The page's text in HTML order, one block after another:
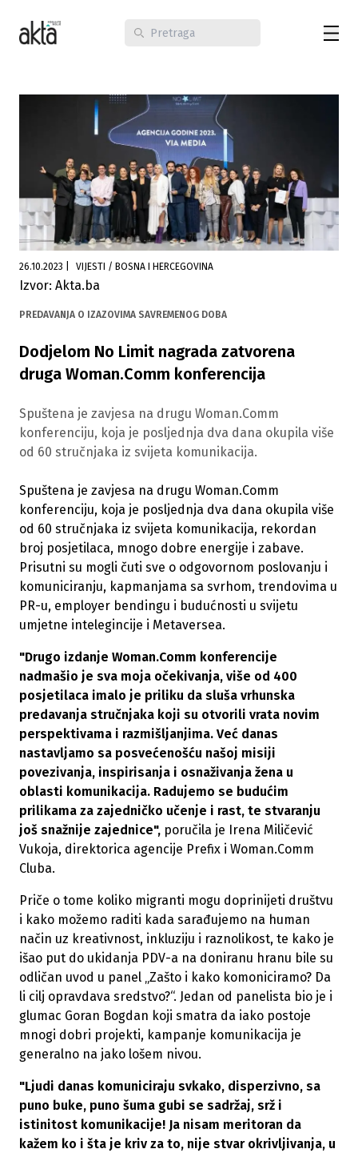
26.10.2023 VIJESTI / BOSNA I HERCEGOVINA
Izvor: Akta.ba
PREDAVANJA O IZAZOVIMA SAVREMENOG DOBA
Dodjelom No Limit nagrada zatvorena
druga Woman.Comm konferencija
Spuštena je zavjesa na drugu Woman.Comm
konferenciju, koja je posljednja dva dana okupila više
od 60 stručnjaka iz svijeta komunikacija.
Spuštena je zavjesa na drugu Woman.Comm
konferenciju, koja je posljednja dva dana okupila više
od 60 stručnjaka iz svijeta komunikacija, rekordan
broj posjetilaca, mnogo dobre energije i zabave.
Prisutni su mogli čuti sve o odgovornom poslovanju i
komuniciranju, kapmanjama sa svrhom, trendovima u
PR-u, employer bendingu i budućnosti u svijetu
umjetne intelegincije i Metaversea.
"Drugo izdanje Woman.Comm konferencije
nadmašio je sva moja očekivanja, više od 400
posjetilaca imalo je priliku da sluša vrhunska
predavanja stručnjaka koji su otvorili vrata novim
perspektivama i razmišljanjima. Već danas
nastavljamo sa posvećenošću našoj misiji
povezivanja, inspirisanja i osnaživanja žena u
oblasti komunikacija. Radujemo se budućim
prilikama za zajedničko učenje i rast, te stvaranju
još snažnije zajednice", poručila je Irena Miličević
Vukoja, direktorica agencije Prefix i Woman.Comm
Cluba.
Priče o tome koliko migranti mogu doprinijeti društvu
i kako možemo raditi kada sarađujemo na human
način uz kreativnost, inkluziju i raznolikost, te kako je
išao put do ukidanja PDV-a na doniranu hranu bile su
odličan uvod u panel „Zašto i kako komoniciramo? Da
li cilj opravdava sredstvo?“. Jedan od panelista bio je i
glumac Goran Bogdan koji smatra da iako postoje
mnogi dobri projekti, kampanje komunikacija je
generalno na jako lošem nivou.
"Ljudi danas komuniciraju svkako, disperzivno, sa
puno buke, puno šuma gubi se sadržaj, srž i
istinitost komunikacije! Ja nisam meritoran da
kažem ko i šta je kriv za to, nije stvar okrivljivanja, u